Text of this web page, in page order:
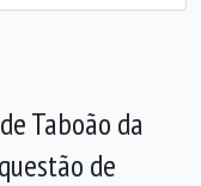
de Taboão da
de